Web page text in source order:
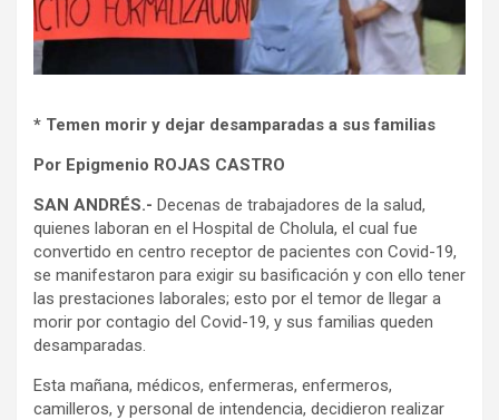
* Temen morir y dejar desamparadas a sus familias
Por Epigmenio ROJAS CASTRO
SAN ANDRÉS.- Decenas de trabajadores de la salud,
quienes laboran en el Hospital de Cholula, el cual fue
convertido en centro receptor de pacientes con Covid-19,
se manifestaron para exigir su basificación y con ello tener
las prestaciones laborales; esto por el temor de llegar a
morir por contagio del Covid-19, y sus familias queden
desamparadas.
Esta mañana, médicos, enfermeras, enfermeros,
camilleros, y personal de intendencia, decidieron realizar